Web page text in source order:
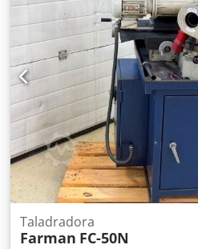
husillo eléctrico con eje vertical:
motor de la bomba: 0,06 kW
Dimensiones de la máquina:
Taladradora
Farman FC-50N